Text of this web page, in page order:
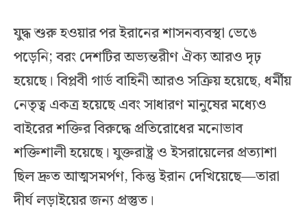
যুদ্ধ শুরু হওয়ার পর ইরানের শাসনব্যবস্থা ভেঙে
পড়েনি; বরং দেশটির অভ্যন্তরীণ ঐক্য আরও দৃঢ়
হয়েছে। বিপ্লবী গার্ড বাহিনী আরও সক্রিয় হয়েছে, ধর্মীয়
নেতৃত্ব একত্র হয়েছে এবং সাধারণ মানুষের মধ্যেও
বাইরের শক্তির বিরুদ্ধে প্রতিরোধের মনোভাব
শক্তিশালী হয়েছে। যুক্তরাষ্ট্র ও ইসরায়েলের প্রত্যাশা
ছিল দ্রুত আত্মসমর্পণ, কিন্তু ইরান দেখিয়েছে—তারা
দীর্ঘ লড়াইয়ের জন্য প্রস্তুত।